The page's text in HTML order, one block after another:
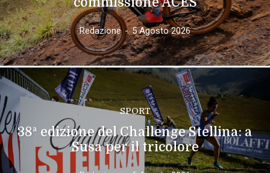
Redazione - 5 Agosto 2026
SPORT
38ª edizione del Challenge Stellina: a
Susa per il tricolore